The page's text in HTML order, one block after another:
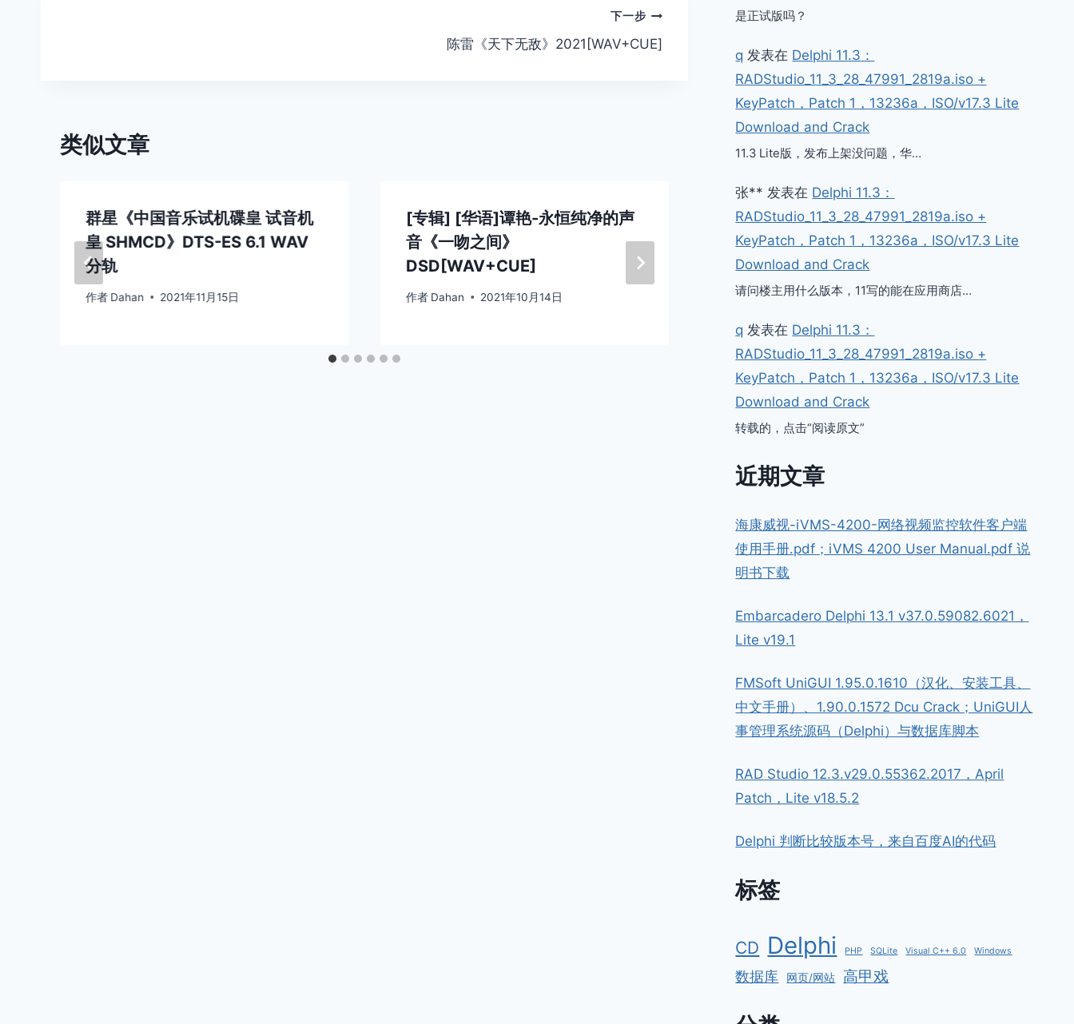
下一步
陈雷《天下无敌》2021[WAV+CUE]
类似文章
群星《中国音乐试机碟皇 试音机
皇 SHMCD》DTS-ES 6.1 WAV
分轨
作者 Dahan 2021年11月15日
[专辑] [华语]谭艳-永恒纯净的声
音《一吻之间》
DSD[WAV+CUE]
作者 Dahan 2021年10月14日
WAV-欧美金唱盘8CD,LP黑胶，
无损音质
作者iypt123 2021年9月2日
是正试版吗？
q 发表在 Delphi 11.3：
RADStudio_11_3_28_47991_2819a.iso +
KeyPatch，Patch 1，13236a，ISO/v17.3 Lite
Download and Crack
11.3 Lite版，发布上架没问题，华…
张** 发表在 Delphi 11.3：
RADStudio_11_3_28_47991_2819a.iso +
KeyPatch，Patch 1，13236a，ISO/v17.3 Lite
Download and Crack
请问楼主用什么版本，11写的能在应用商店…
q 发表在 Delphi 11.3：
RADStudio_11_3_28_47991_2819a.iso +
KeyPatch，Patch 1，13236a，ISO/v17.3 Lite
Download and Crack
转载的，点击“阅读原文”
近期文章
海康威视-iVMS-4200-网络视频监控软件客户端
使用手册.pdf；iVMS 4200 User Manual.pdf 说
明书下载
Embarcadero Delphi 13.1 v37.0.59082.6021，
Lite v19.1
FMSoft UniGUI 1.95.0.1610（汉化、安装工具、
中文手册）、1.90.0.1572 Dcu Crack；UniGUI人
事管理系统源码（Delphi）与数据库脚本
RAD Studio 12.3.v29.0.55362.2017，April
Patch，Lite v18.5.2
Delphi 判断比较版本号，来自百度AI的代码
标签
CD Delphi PHP SQLite Visual C++ 6.0 Windows
数据库 网页/网站 高甲戏